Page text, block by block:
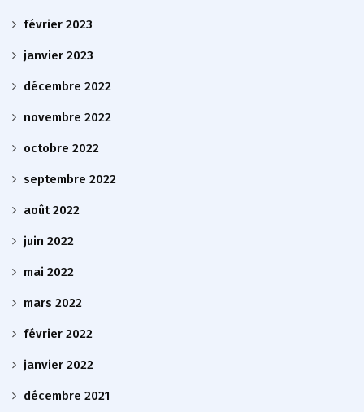
février 2023
janvier 2023
décembre 2022
novembre 2022
octobre 2022
septembre 2022
août 2022
juin 2022
mai 2022
mars 2022
février 2022
janvier 2022
décembre 2021